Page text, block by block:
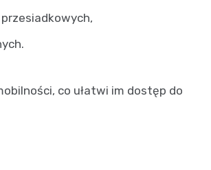
co ułatwi im dostęp do